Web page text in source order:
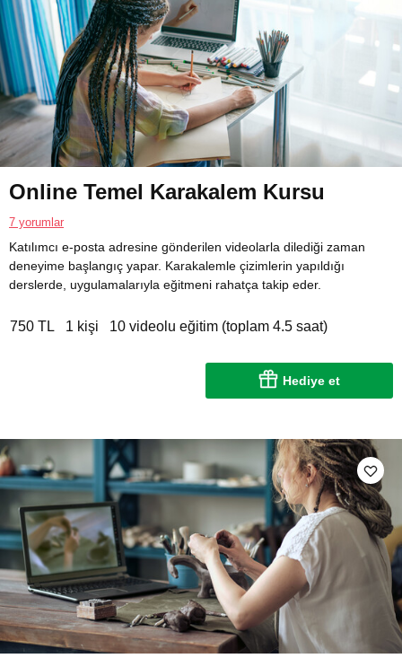
Online Temel Karakalem Kursu
7 yorumlar
Katılımcı e-posta adresine gönderilen videolarla dilediği zaman
deneyime başlangıç yapar. Karakalemle çizimlerin yapıldığı
derslerde, uygulamalarıyla eğitmeni rahatça takip eder.
750 TL 1 kişi 10 videolu eğitim (toplam 4.5 saat)
Hediye et